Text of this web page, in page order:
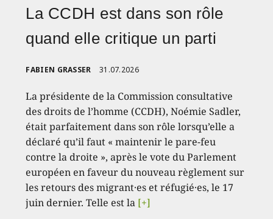
La CCDH est dans son rôle
quand elle critique un parti
FABIEN GRASSER 31.07.2026
La présidente de la Commission consultative
des droits de l’homme (CCDH), Noémie Sadler,
était parfaitement dans son rôle lorsqu’elle a
déclaré qu’il faut « maintenir le pare-feu
contre la droite », après le vote du Parlement
européen en faveur du nouveau règlement sur
les retours des migrant·es et réfugié·es, le 17
juin dernier. Telle est la [+]